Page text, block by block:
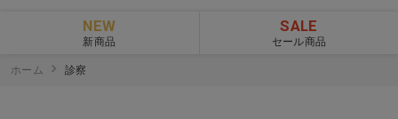
NEW
新商品
SALE
セール商品
ホーム 診察